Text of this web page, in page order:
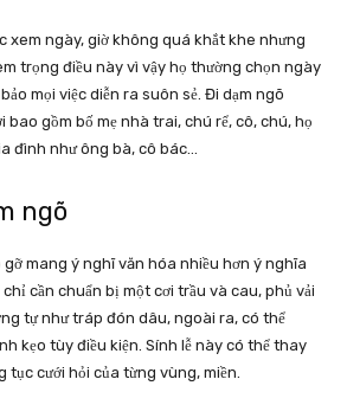
xem ngày, giờ không quá khắt khe nhưng
trọng điều này vì vậy họ thường chọn ngày
mọi việc diễn ra suôn sẻ. Đi dạm ngõ
bao gồm bố mẹ nhà trai, chú rể, cô, chú, họ
đình như ông bà, cô bác…
ngõ
gỡ mang ý nghĩ văn hóa nhiều hơn ý nghĩa
cần chuẩn bị một cơi trầu và cau, phủ vải
tự như tráp đón dâu, ngoài ra, có thể
kẹo tùy điều kiện. Sính lễ này có thể thay
cưới hỏi của từng vùng, miền.